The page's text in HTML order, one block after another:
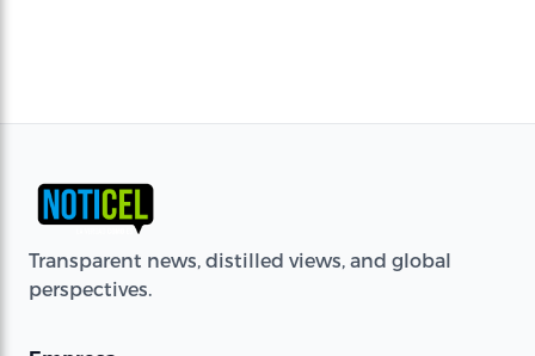
Transparent news, distilled views, and global
perspectives.